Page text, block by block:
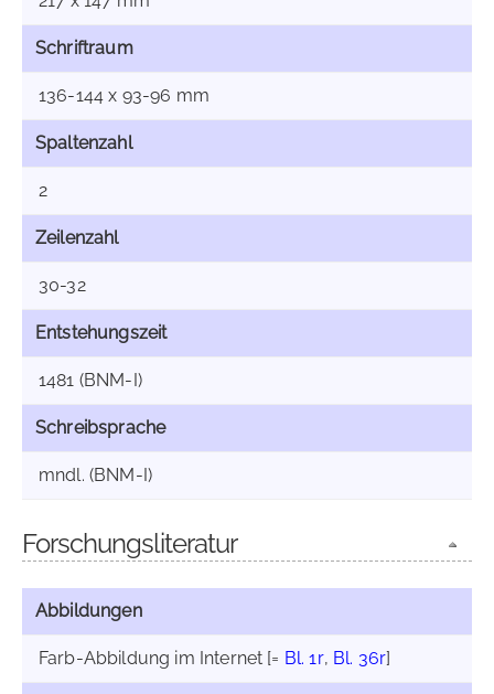
Schriftraum
136-144 x 93-96 mm
Spaltenzahl
2
Zeilenzahl
30-32
Entstehungszeit
1481 (BNM-I)
Schreibsprache
mndl. (BNM-I)
Forschungsliteratur
Abbildungen
Farb-Abbildung im Internet [= Bl. 1r, Bl. 36r]